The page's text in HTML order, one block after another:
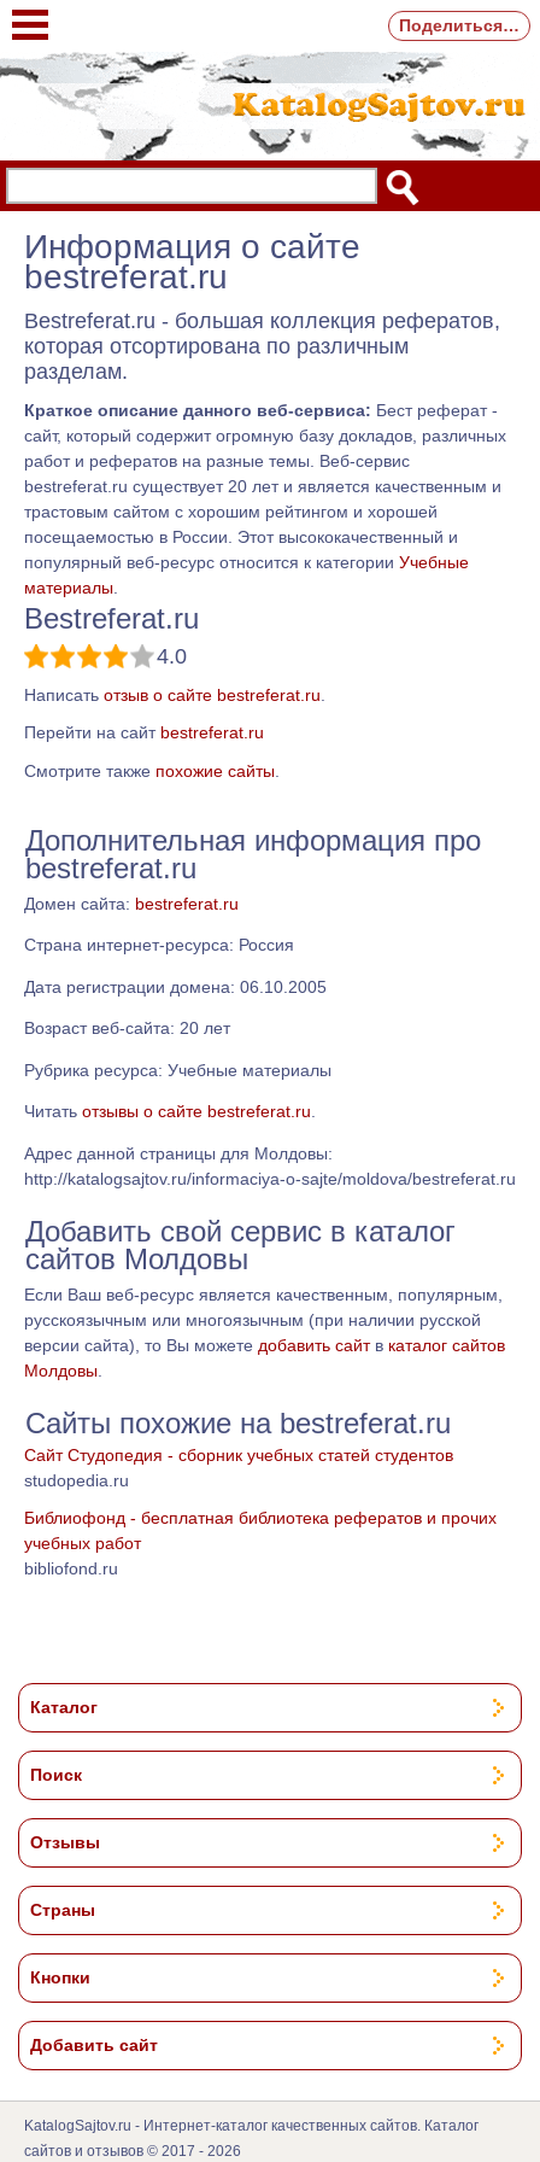
Информация о сайте
bestreferat.ru
Bestreferat.ru - большая коллекция рефератов,
которая отсортирована по различным
разделам.
Краткое описание данного веб-сервиса: Бест реферат -
сайт, который содержит огромную базу докладов, различных
работ и рефератов на разные темы. Веб-сервис
bestreferat.ru существует 20 лет и является качественным и
трастовым сайтом с хорошим рейтингом и хорошей
посещаемостью в России. Этот высококачественный и
популярный веб-ресурс относится к категории Учебные
материалы
Bestreferat.ru
4.0
Написать отзыв о сайте bestreferat.ru
Перейти на сайт bestreferat.ru
Смотрите также похожие сайты
Дополнительная информация про
bestreferat.ru
Домен сайта: bestreferat.ru
Страна интернет-ресурса: Россия
Дата регистрации домена: 06.10.2005
Возраст веб-сайта: 20 лет
Рубрика ресурса: Учебные материалы
Читать отзывы о сайте bestreferat.ru
Адрес данной страницы для Молдовы:
http://katalogsajtov.ru/informaciya-o-sajte/moldova/bestreferat.ru
Добавить свой сервис в каталог
сайтов Молдовы
Если Ваш веб-ресурс является качественным, популярным,
русскоязычным или многоязычным (при наличии русской
версии сайта), то Вы можете добавить сайтв каталог сайтов
Молдовы
Сайты похожие на bestreferat.ru
Сайт Студопедия - сборник учебных статей студентов
studopedia.ru
Библиофонд - бесплатная библиотека рефератов и прочих
учебных работ
bibliofond.ru
Каталог
Поиск
Отзывы
Страны
Кнопки
Добавить сайт
Поделиться…
KatalogSajtov.ru - Интернет-каталог качественных сайтов. Каталог
сайтов и отзывов © 2017 - 2026